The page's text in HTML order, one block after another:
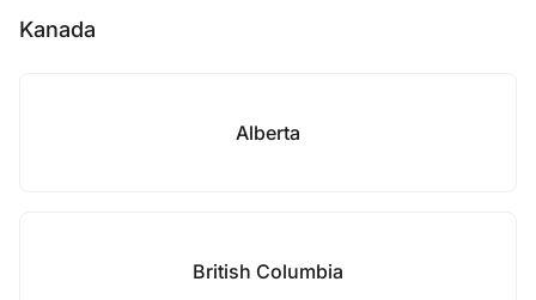
Kanada
Alberta
British Columbia